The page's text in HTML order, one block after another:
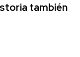
también